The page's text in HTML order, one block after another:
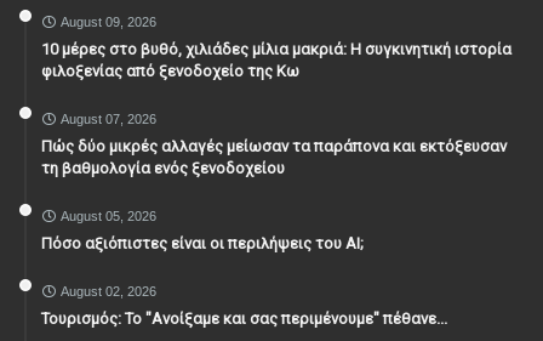
August 09, 2026
10 μέρες στο βυθό, χιλιάδες μίλια μακριά: Η συγκινητική ιστορία
φιλοξενίας από ξενοδοχείο της Κω
August 07, 2026
Πώς δύο μικρές αλλαγές μείωσαν τα παράπονα και εκτόξευσαν
τη βαθμολογία ενός ξενοδοχείου
August 05, 2026
Πόσο αξιόπιστες είναι οι περιλήψεις του ΑΙ;
August 02, 2026
Τουρισμός: Το "Ανοίξαμε και σας περιμένουμε" πέθανε...